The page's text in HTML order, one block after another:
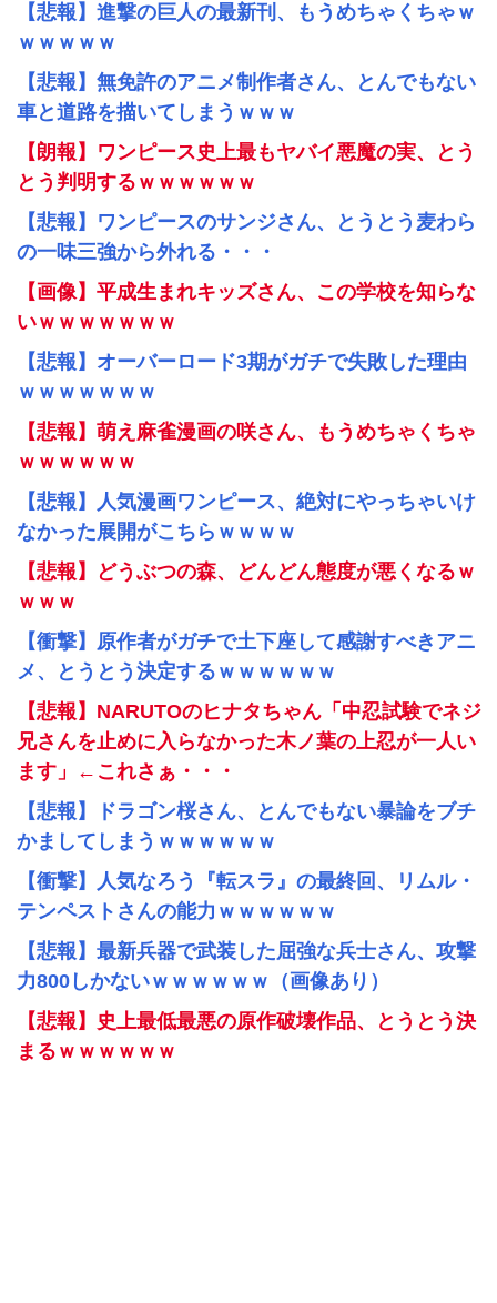
【悲報】進撃の巨人の最新刊、もうめちゃくちゃｗ
ｗｗｗｗｗ
【悲報】無免許のアニメ制作者さん、とんでもない
車と道路を描いてしまうｗｗｗ
【朗報】ワンピース史上最もヤバイ悪魔の実、とう
とう判明するｗｗｗｗｗｗ
【悲報】ワンピースのサンジさん、とうとう麦わら
の一味三強から外れる・・・
【画像】平成生まれキッズさん、この学校を知らな
いｗｗｗｗｗｗｗ
【悲報】オーバーロード3期がガチで失敗した理由
ｗｗｗｗｗｗｗ
【悲報】萌え麻雀漫画の咲さん、もうめちゃくちゃ
ｗｗｗｗｗｗ
【悲報】人気漫画ワンピース、絶対にやっちゃいけ
なかった展開がこちらｗｗｗｗ
【悲報】どうぶつの森、どんどん態度が悪くなるｗ
ｗｗｗ
【衝撃】原作者がガチで土下座して感謝すべきアニ
メ、とうとう決定するｗｗｗｗｗｗ
【悲報】NARUTOのヒナタちゃん「中忍試験でネジ
兄さんを止めに入らなかった木ノ葉の上忍が一人い
ます」←これさぁ・・・
【悲報】ドラゴン桜さん、とんでもない暴論をブチ
かましてしまうｗｗｗｗｗｗ
【衝撃】人気なろう『転スラ』の最終回、リムル・
テンペストさんの能力ｗｗｗｗｗｗ
【悲報】最新兵器で武装した屈強な兵士さん、攻撃
力800しかないｗｗｗｗｗｗ（画像あり）
【悲報】史上最低最悪の原作破壊作品、とうとう決
まるｗｗｗｗｗｗ